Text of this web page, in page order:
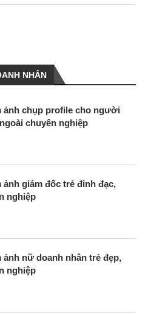
NHÂN
ảnh chụp profile cho người
chuyên nghiệp
ảnh giám đốc trẻ đỉnh đạc,
nghiệp
ảnh nữ doanh nhân trẻ đẹp,
nghiệp